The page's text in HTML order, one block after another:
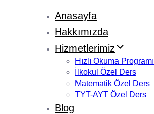
Anasayfa
Hakkımızda
Hizmetlerimiz
Hızlı Okuma Programı
İlkokul Özel Ders
Matematik Özel Ders
TYT-AYT Özel Ders
Blog